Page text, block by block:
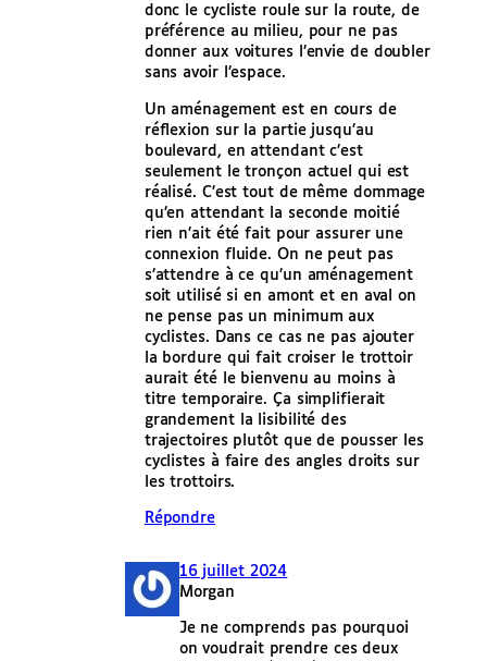
donc le cycliste roule sur la route, de
préférence au milieu, pour ne pas
donner aux voitures l’envie de doubler
sans avoir l’espace.
Un aménagement est en cours de
réflexion sur la partie jusqu’au
boulevard, en attendant c’est
seulement le tronçon actuel qui est
réalisé. C’est tout de même dommage
qu’en attendant la seconde moitié
rien n’ait été fait pour assurer une
connexion fluide. On ne peut pas
s’attendre à ce qu’un aménagement
soit utilisé si en amont et en aval on
ne pense pas un minimum aux
cyclistes. Dans ce cas ne pas ajouter
la bordure qui fait croiser le trottoir
aurait été le bienvenu au moins à
titre temporaire. Ça simplifierait
grandement la lisibilité des
trajectoires plutôt que de pousser les
cyclistes à faire des angles droits sur
les trottoirs.
Répondre
16 juillet 2024
Morgan
Je ne comprends pas pourquoi
on voudrait prendre ces deux